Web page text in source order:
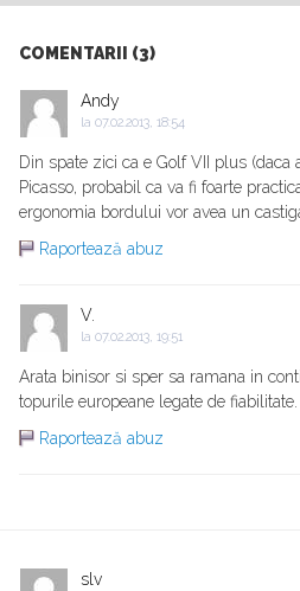
COMENTARII (3)
Andy
la 07.02.2013, 18:54
Din spate zici ca e Golf VII plus (daca
Picasso, probabil ca va fi foarte
ergonomia bordului vor avea un
Raportează abuz
V.
la 07.02.2013, 19:51
Arata binisor si sper sa ramana in
topurile europeane legate de fiabilitate.
Raportează abuz
slv